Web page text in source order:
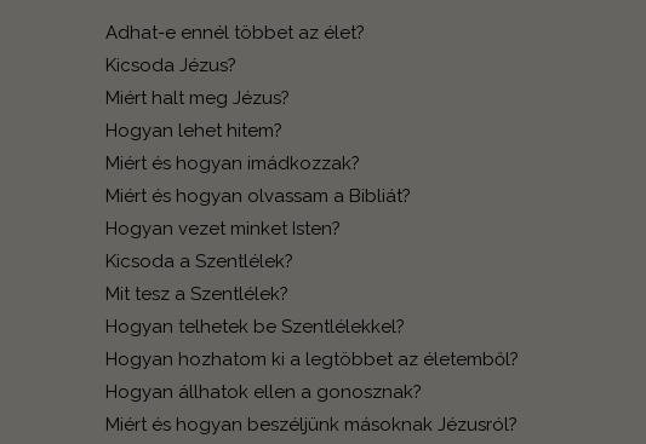
Adhat-e ennél többet az élet?
Kicsoda Jézus?
Miért halt meg Jézus?
Hogyan lehet hitem?
Miért és hogyan imádkozzak?
Miért és hogyan olvassam a Bibliát?
Hogyan vezet minket Isten?
Kicsoda a Szentlélek?
Mit tesz a Szentlélek?
Hogyan telhetek be Szentlélekkel?
Hogyan hozhatom ki a legtöbbet az életemből?
Hogyan állhatok ellen a gonosznak?
Miért és hogyan beszéljünk másoknak Jézusról?